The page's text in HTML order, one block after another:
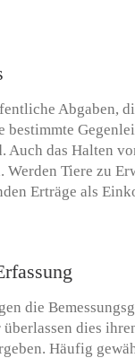
Abgaben,
bestimmte
Auch das Halten
Werden Tiere zu
Erträge als
die
dies
Häufig